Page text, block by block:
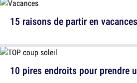
15 raisons de partir en
10 pires endroits pour prendre